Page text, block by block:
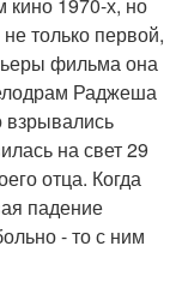
только первой,
фильма она
Раджеша
взрывались
на свет 29
отца. Когда
падение
- то с ним